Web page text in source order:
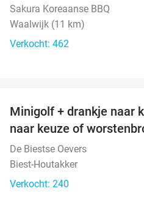
Sakura Koreaanse BBQ
Waalwijk (11 km)
Verkocht: 462
Minigolf + drankje naar
naar keuze of
De Biestse Oevers
Biest-Houtakker
Verkocht: 240